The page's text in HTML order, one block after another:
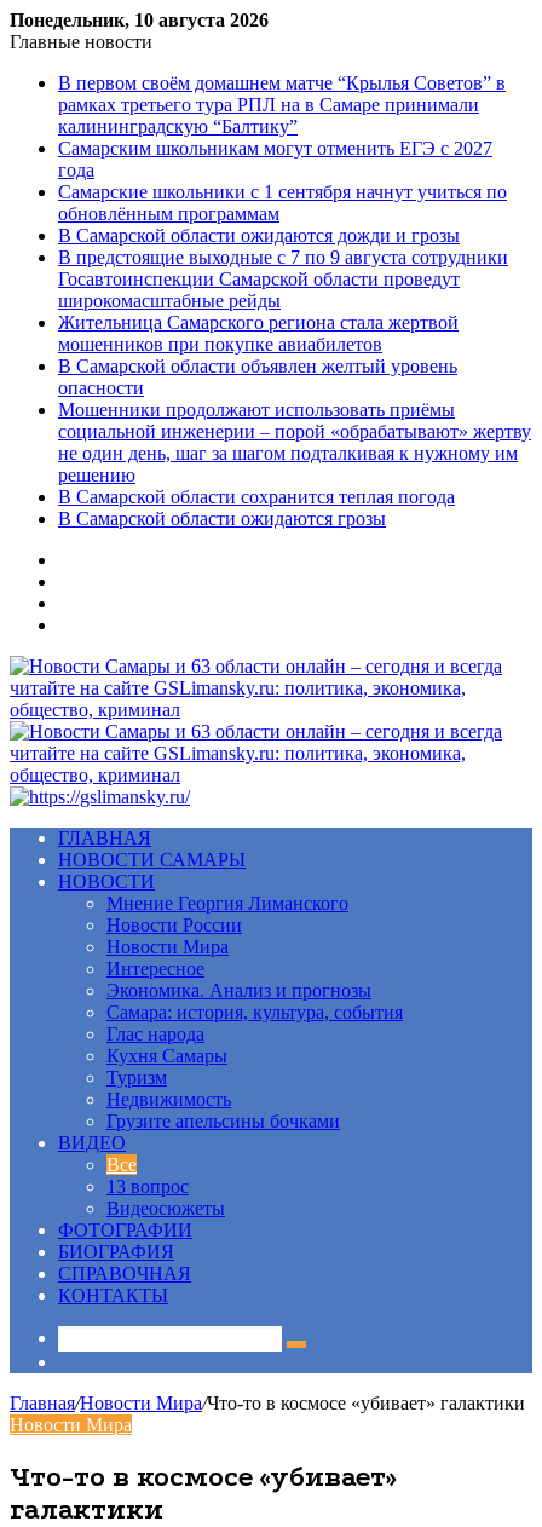
Понедельник, 10 августа 2026
Главные новости
В первом своём домашнем матче “Крылья Советов” в
рамках третьего тура РПЛ на в Самаре принимали
калининградскую “Балтику”
Самарским школьникам могут отменить ЕГЭ с 2027
года
Самарские школьники с 1 сентября начнут учиться по
обновлённым программам
В Самарской области ожидаются дожди и грозы
В предстоящие выходные с 7 по 9 августа сотрудники
Госавтоинспекции Самарской области проведут
широкомасштабные рейды
Жительница Самарского региона стала жертвой
мошенников при покупке авиабилетов
В Самарской области объявлен желтый уровень
опасности
Мошенники продолжают использовать приёмы
социальной инженерии – порой «обрабатывают» жертву
не один день, шаг за шагом подталкивая к нужному им
решению
В Самарской области сохранится теплая погода
В Самарской области ожидаются грозы
Меню
ГЛАВНАЯ
НОВОСТИ САМАРЫ
НОВОСТИ
Мнение Георгия Лиманского
Новости России
Новости Мира
Интересное
Экономика. Анализ и прогнозы
Самара: история, культура, события
Глас народа
Кухня Самары
Туризм
Недвижимость
Грузите апельсины бочками
ВИДЕО
Все
13 вопрос
Видеосюжеты
ФОТОГРАФИИ
БИОГРАФИЯ
СПРАВОЧНАЯ
КОНТАКТЫ
Главная/Новости Мира/Что-то в космосе «убивает» галактики
Новости Мира
Что-то в космосе «убивает»
галактики